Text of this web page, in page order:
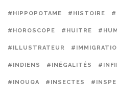
#HIPPOPOTAME #HISTOIRE
#HOROSCOPE #HUITRE
#ILLUSTRATEUR
#INDIENS #INÉGALITÉS
#INOUQA #INSECTES #INSPE